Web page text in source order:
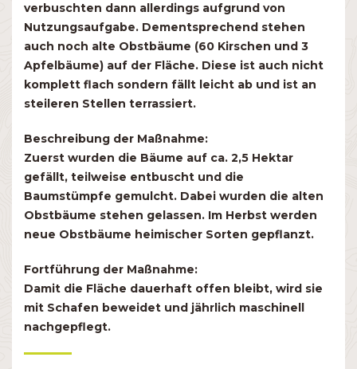
verbuschten dann allerdings aufgrund von
Nutzungsaufgabe. Dementsprechend stehen
auch noch alte Obstbäume (60 Kirschen und 3
Apfelbäume) auf der Fläche. Diese ist auch nicht
komplett flach sondern fällt leicht ab und ist an
steileren Stellen terrassiert.
Beschreibung der Maßnahme:
Zuerst wurden die Bäume auf ca. 2,5 Hektar
gefällt, teilweise entbuscht und die
Baumstümpfe gemulcht. Dabei wurden die alten
Obstbäume stehen gelassen. Im Herbst werden
neue Obstbäume heimischer Sorten gepflanzt.
Fortführung der Maßnahme:
Damit die Fläche dauerhaft offen bleibt, wird sie
mit Schafen beweidet und jährlich maschinell
nachgepflegt.